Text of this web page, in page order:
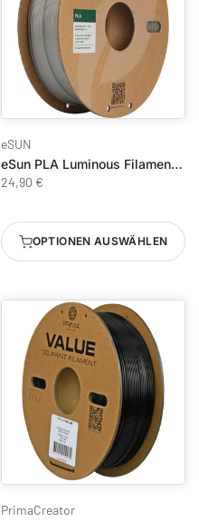
eSUN
eSun PLA Luminous Filament - Leuchtend im Dunkeln
24,90 €
OPTIONEN AUSWÄHLEN
PrimaCreator